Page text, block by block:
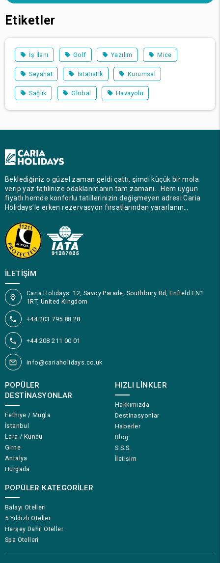
Etiketler
İş İlanı Golf Yazılım Mice
Seyahat İstatistik Kurumsal
Sağlık Global Havayolu
Beklediğiniz o güzel zaman geldi çattı, şimdi küçük bir mola
verip yaz tatilinize odaklanmanın tam zamanı… Hem uygun
fiyatlı hemde konforlu tatillerinizin değişmeyen adresi Caria
Holidays’le erken rezervasyon fırsatlarından yararlanın…
İLETIŞIM
Caria Holidays: 12, Savoy Parade, Southbury Rd, Enfield EN1
1RT, United Kingdom
+44 203 795 88 28
+44 208 211 00 01
info@cariaholidays.co.uk
POPÜLER
DESTINASYONLAR
Fethiye / Muğla
İstanbul
Lara / Kundu
Girne
Antalya
Hurgada
POPÜLER KATEGORILER
Balayı Otelleri
5 Yıldızlı Oteller
Herşey Dahil Oteller
Spa Otelleri
HIZLI LINKLER
Hakkımızda
Destinasyonlar
Haberler
Blog
S.S.S.
İletişim